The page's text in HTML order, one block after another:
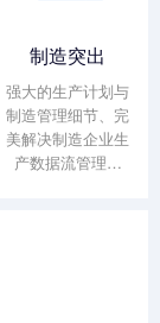
制造突出
强大的生产计划与
制造管理细节、完
美解决制造企业生
产数据流管理…